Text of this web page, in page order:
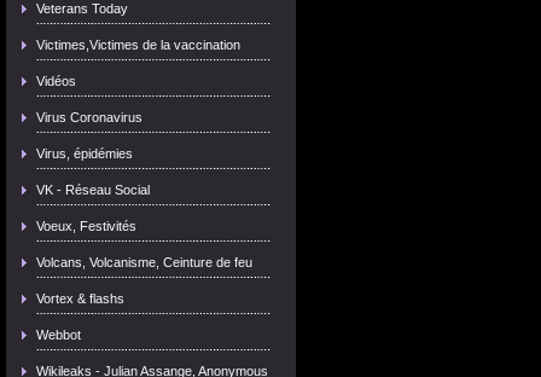
Veterans Today
Victimes,Victimes de la vaccination
Vidéos
Virus Coronavirus
Virus, épidémies
VK - Réseau Social
Voeux, Festivités
Volcans, Volcanisme, Ceinture de feu
Vortex & flashs
Webbot
Wikileaks - Julian Assange, Anonymous